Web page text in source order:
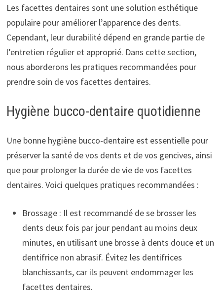
Les facettes dentaires sont une solution esthétique
populaire pour améliorer l’apparence des dents.
Cependant, leur durabilité dépend en grande partie de
l’entretien régulier et approprié. Dans cette section,
nous aborderons les pratiques recommandées pour
prendre soin de vos facettes dentaires.
Hygiène bucco-dentaire quotidienne
Une bonne hygiène bucco-dentaire est essentielle pour
préserver la santé de vos dents et de vos gencives, ainsi
que pour prolonger la durée de vie de vos facettes
dentaires. Voici quelques pratiques recommandées :
Brossage : Il est recommandé de se brosser les
dents deux fois par jour pendant au moins deux
minutes, en utilisant une brosse à dents douce et un
dentifrice non abrasif. Évitez les dentifrices
blanchissants, car ils peuvent endommager les
facettes dentaires.